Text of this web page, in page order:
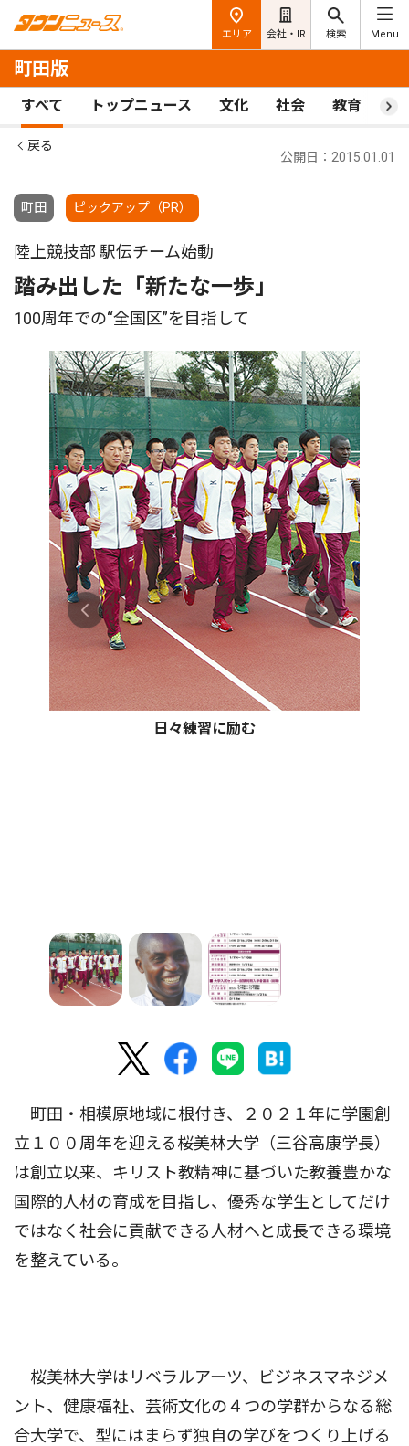
エリア 会社・IR 検索 Menu
町田版
すべて トップニュース 文化 社会 教育 ス
戻る
町田 ピックアップ（PR）
公開日：2015.01.01
陸上競技部 駅伝チーム始動
踏み出した「新たな一歩」
100周年での“全国区”を目指して
日々練習に励む
町田・相模原地域に根付き、２０２１年に学園創
立１００周年を迎える桜美林大学（三谷高康学長）
は創立以来、キリスト教精神に基づいた教養豊かな
国際的人材の育成を目指し、優秀な学生としてだけ
ではなく社会に貢献できる人材へと成長できる環境
を整えている。
桜美林大学はリベラルアーツ、ビジネスマネジメ
ント、健康福祉、芸術文化の４つの学群からなる総
合大学で、型にはまらず独自の学びをつくり上げる